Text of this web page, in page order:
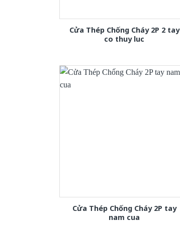
Cửa Thép Chống Cháy 2P 2 tay
co thuy luc
Cửa Thép Chống Cháy 2P tay
nam cua